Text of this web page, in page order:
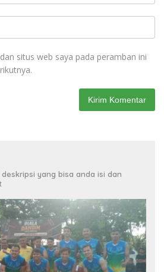
situs web saya pada peramban ini
yang bisa anda isi dan